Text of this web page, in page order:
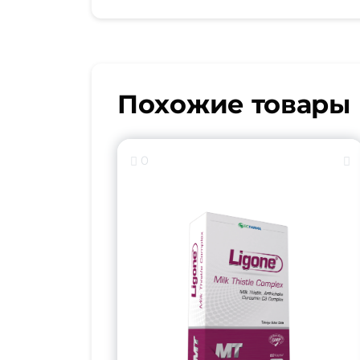
Похожие товары
0